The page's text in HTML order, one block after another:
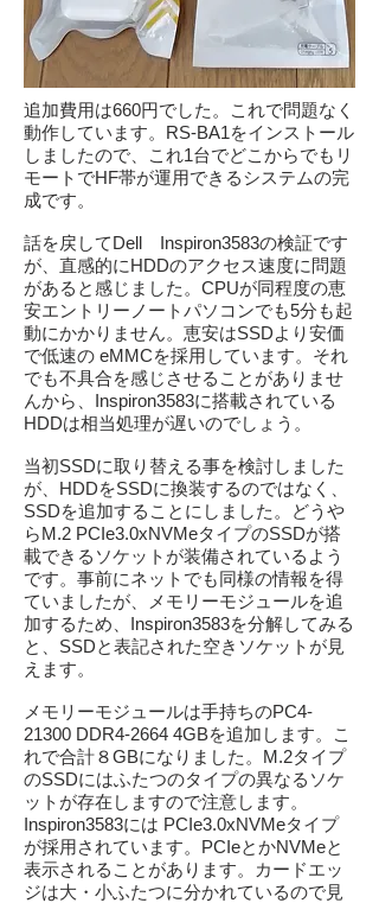
追加費用は660円でした。これで問題なく
動作しています。RS-BA1をインストール
しましたので、これ1台でどこからでもリ
モートでHF帯が運用できるシステムの完
成です。
話を戻してDell Inspiron3583の検証です
が、直感的にHDDのアクセス速度に問題
があると感じました。CPUが同程度の恵
安エントリーノートパソコンでも5分も起
動にかかりません。恵安はSSDより安価
で低速の eMMCを採用しています。それ
でも不具合を感じさせることがありませ
んから、Inspiron3583に搭載されている
HDDは相当処理が遅いのでしょう。
当初SSDに取り替える事を検討しました
が、HDDをSSDに換装するのではなく、
SSDを追加することにしました。どうや
らM.2 PCIe3.0xNVMeタイプのSSDが搭
載できるソケットが装備されているよう
です。事前にネットでも同様の情報を得
ていましたが、メモリーモジュールを追
加するため、Inspiron3583を分解してみる
と、SSDと表記された空きソケットが見
えます。
メモリーモジュールは手持ちのPC4-
21300 DDR4-2664 4GBを追加します。こ
れで合計８GBになりました。M.2タイプ
のSSDにはふたつのタイプの異なるソケ
ットが存在しますので注意します。
Inspiron3583には PCIe3.0xNVMeタイプ
が採用されています。PCIeとかNVMeと
表示されることがあります。カードエッ
ジは大・小ふたつに分かれているので見